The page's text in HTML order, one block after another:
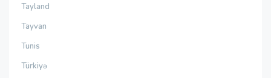
Tayland
Tayvan
Tunis
Türkiyə